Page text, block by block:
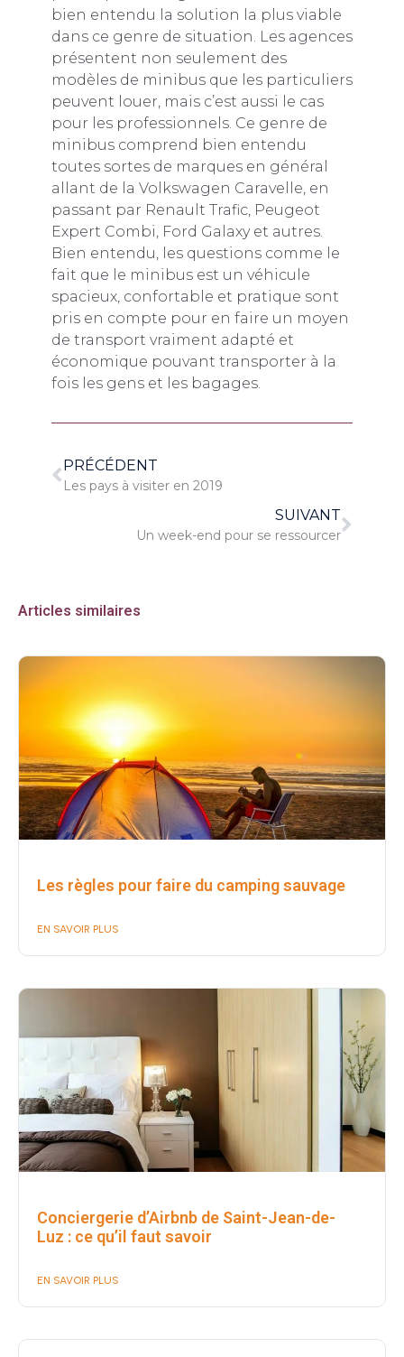
bien entendu la solution la plus viable
dans ce genre de situation. Les agences
présentent non seulement des
modèles de minibus que les particuliers
peuvent louer, mais c’est aussi le cas
pour les professionnels. Ce genre de
minibus comprend bien entendu
toutes sortes de marques en général
allant de la Volkswagen Caravelle, en
passant par Renault Trafic, Peugeot
Expert Combi, Ford Galaxy et autres.
Bien entendu, les questions comme le
fait que le minibus est un véhicule
spacieux, confortable et pratique sont
pris en compte pour en faire un moyen
de transport vraiment adapté et
économique pouvant transporter à la
fois les gens et les bagages.
PRÉCÉDENT
Les pays à visiter en 2019
SUIVANT
Un week-end pour se ressourcer
Articles similaires
Les règles pour faire du camping sauvage
EN SAVOIR PLUS
Conciergerie d’Airbnb de Saint-Jean-de-
Luz : ce qu’il faut savoir
EN SAVOIR PLUS